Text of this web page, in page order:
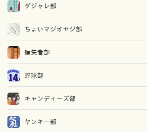
ダジャレ部
ちょいマジオヤジ部
編集者部
野球部
キャンディーズ部
ヤンキー部